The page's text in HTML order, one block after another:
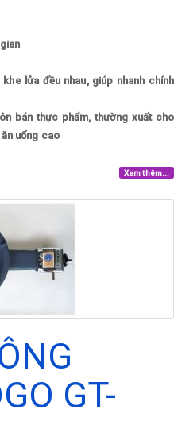
lửa đều nhau, giúp nhanh chính
bán thực phẩm, thường xuất cho
uống cao
Xem thêm...
GT-